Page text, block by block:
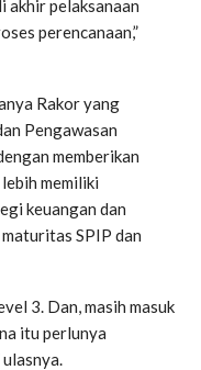
akhir pelaksanaan
perencanaan,”
Rakor yang
Pengawasan
memberikan
memiliki
keuangan dan
SPIP dan
3. Dan, masih masuk
itu perlunya
ulasnya.